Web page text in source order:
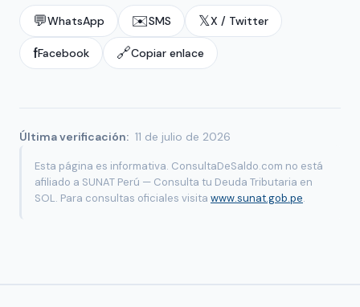
💬WhatsApp ✉️SMS 𝕏X / Twitter
fFacebook 🔗Copiar enlace
Última verificación: 11 de julio de 2026
Esta página es informativa. ConsultaDeSaldo.com no está
afiliado a SUNAT Perú — Consulta tu Deuda Tributaria en
SOL. Para consultas oficiales visita www.sunat.gob.pe.